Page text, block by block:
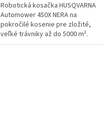
Robotická kosačka HUSQVARNA
Automower 450X NERA na
pokročilé kosenie pre zložité,
veľké trávniky až do 5000 m².
Robotická kosačka na trávu,